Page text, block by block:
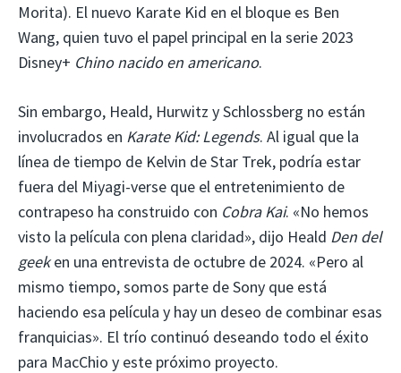
Morita). El nuevo Karate Kid en el bloque es Ben
Wang, quien tuvo el papel principal en la serie 2023
Disney+ Chino nacido en americano.
Sin embargo, Heald, Hurwitz y Schlossberg no están
involucrados en Karate Kid: Legends. Al igual que la
línea de tiempo de Kelvin de Star Trek, podría estar
fuera del Miyagi-verse que el entretenimiento de
contrapeso ha construido con Cobra Kai. «No hemos
visto la película con plena claridad», dijo Heald Den del
geeken una entrevista de octubre de 2024. «Pero al
mismo tiempo, somos parte de Sony que está
haciendo esa película y hay un deseo de combinar esas
franquicias». El trío continuó deseando todo el éxito
para MacChio y este próximo proyecto.